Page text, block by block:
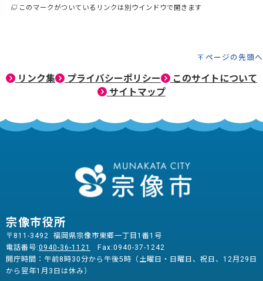
このマークがついているリンクは別ウインドウで開きます
ページの先頭へ
リンク集 プライバシーポリシー
このサイトについて
サイトマップ
宗像市役所
〒811-3492 福岡県宗像市東郷一丁目1番1号
電話番号:0940-36-1121
Fax:0940-37-1242
開庁時間：午前8時30分から午後5時（土曜日・日曜日、祝日、12月29日
から翌年1月3日は休み）